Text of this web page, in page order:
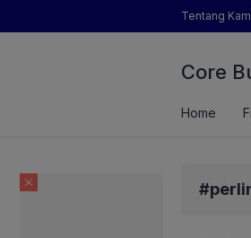
Tentang
Core
Brigade Swasembada Pangan
Home